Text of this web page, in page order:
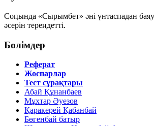
Соңында «Сырымбет» әні үнтаспадан
әсерін тереңдетті.
Бөлімдер
Реферат
Жоспарлар
Тест сұрақтары
Абай Құнанбаев
Мұхтар Әуезов
Қаракерей Қабанбай
Бөгенбай батыр